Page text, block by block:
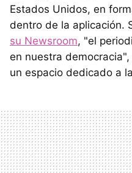
Estados Unidos, en
dentro de la aplicación.
su Newsroom, "el
en nuestra
un espacio dedicado a